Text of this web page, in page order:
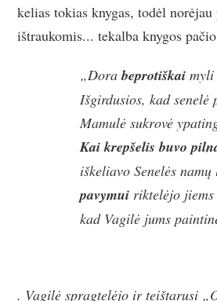
kelias tokias knygas, todėl
ištraukomis... tekalba knygos
„Dorabeprotiškai myli
Išgirdusios, kad
Mamulė sukrovė
Kai krepšelis buvo
iškeliavo Senelės
pavymui riktelėjo
kad Vagilė jums
. Vagilė spragtelėjo ir teištarusi